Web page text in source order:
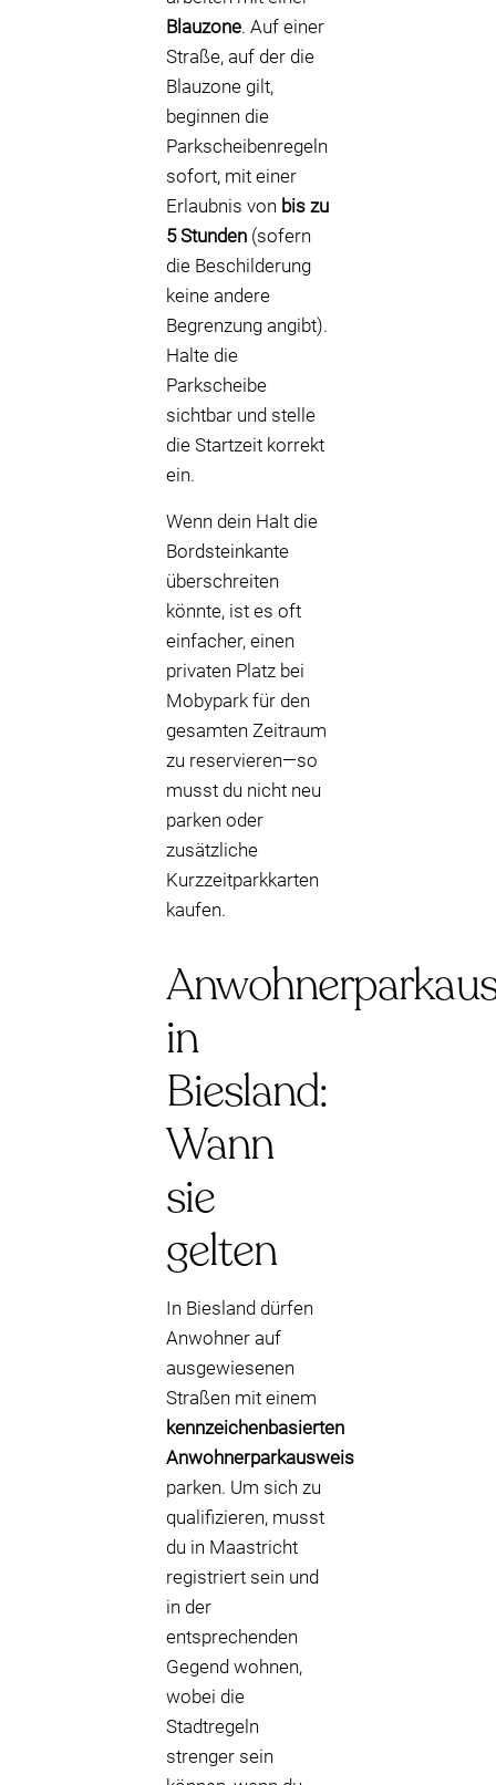
Blauzone. Auf einer
Straße, auf der die
Blauzone gilt,
beginnen die
Parkscheibenregeln
sofort, mit einer
Erlaubnis von bis zu
5 Stunden (sofern
die Beschilderung
keine andere
Begrenzung angibt).
Halte die
Parkscheibe
sichtbar und stelle
die Startzeit korrekt
ein.
Wenn dein Halt die
Bordsteinkante
überschreiten
könnte, ist es oft
einfacher, einen
privaten Platz bei
Mobypark für den
gesamten Zeitraum
zu reservieren—so
musst du nicht neu
parken oder
zusätzliche
Kurzzeitparkkarten
kaufen.
in
Biesland:
Wann
sie
gelten
In Biesland dürfen
Anwohner auf
ausgewiesenen
Straßen mit einem
kennzeichenbasierten
Anwohnerparkausweis
parken. Um sich zu
qualifizieren, musst
du in Maastricht
registriert sein und
in der
entsprechenden
Gegend wohnen,
wobei die
Stadtregeln
strenger sein